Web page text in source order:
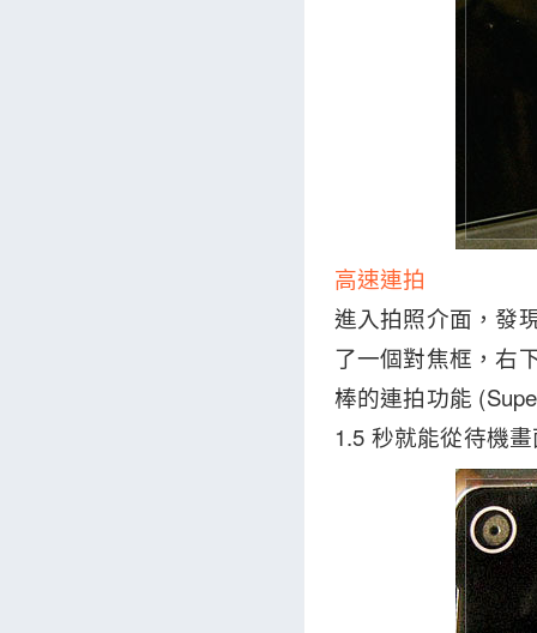
高速連拍
進入拍照介面，發
了一個對焦框，右
棒的連拍功能
1.5 秒就能從待機